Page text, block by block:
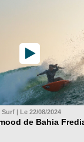
Surf | Le 22/08/2024
de Bahia